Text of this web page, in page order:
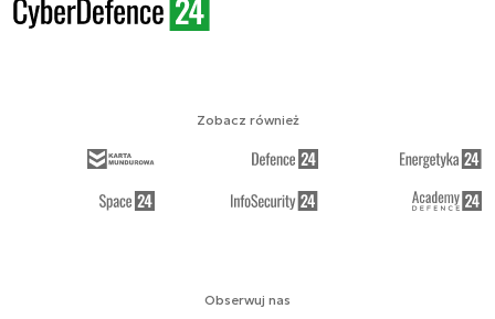
Obserwuj nas
Zobacz również